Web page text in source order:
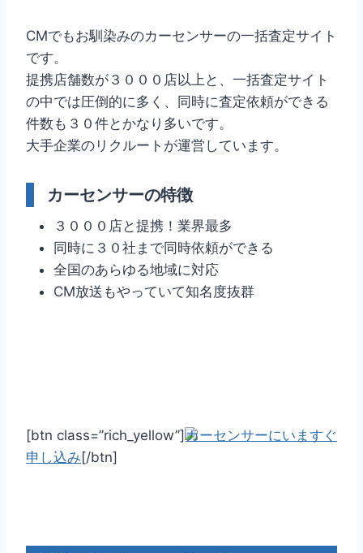
CMでもお馴染みのカーセンサーの一括査定サイト
です。
提携店舗数が３０００店以上と、一括査定サイト
の中では圧倒的に多く、同時に査定依頼ができる
件数も３０件とかなり多いです。
大手企業のリクルートが運営しています。
カーセンサーの特徴
３０００店と提携！業界最多
同時に３０社まで同時依頼ができる
全国のあらゆる地域に対応
CM放送もやっていて知名度抜群
[btn class=”rich_yellow”]カーセンサーにいますぐ
申し込み[/btn]